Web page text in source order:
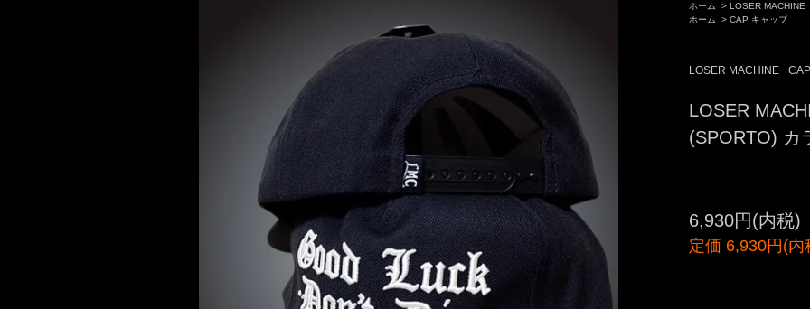
ホーム > LOSER MACHINE
ホーム
> CAP キャップ
LOSER MACHINE
LOSER
(SPORTO) カ
6,930円(内税)
定価 6,930円(内